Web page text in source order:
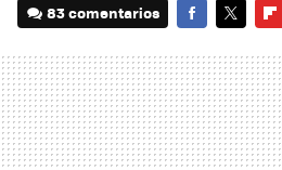
83 comentarios